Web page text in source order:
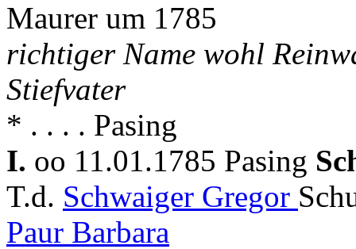
Maurer um 1785
richtiger Name wohl
Stiefvater
* . . . . Pasing
I. oo 11.01.1785 Pasing
T.d. Schwaiger Gregor
Paur Barbara